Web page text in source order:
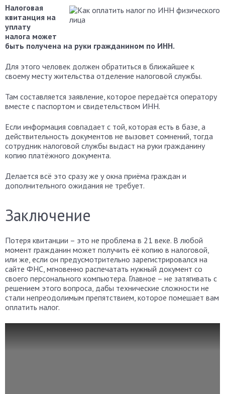
Налоговая
квитанция на
уплату
налога может
быть получена на руки гражданином по ИНН.
Для этого человек должен обратиться в ближайшее к
своему месту жительства отделение налоговой службы.
Там составляется заявление, которое передаётся оператору
вместе с паспортом и свидетельством ИНН.
Если информация совпадает с той, которая есть в базе, а
действительность документов не вызовет сомнений, тогда
сотрудник налоговой службы выдаст на руки гражданину
копию платёжного документа.
Делается всё это сразу же у окна приёма граждан и
дополнительного ожидания не требует.
Заключение
Потеря квитанции – это не проблема в 21 веке. В любой
момент гражданин может получить её копию в налоговой,
или же, если он предусмотрительно зарегистрировался на
сайте ФНС, мгновенно распечатать нужный документ со
своего персонального компьютера. Главное – не затягивать с
решением этого вопроса, дабы технические сложности не
стали непреодолимым препятствием, которое помешает вам
оплатить налог.